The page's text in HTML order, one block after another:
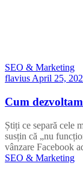
SEO & Marketing
flaviusApril 25,
Cum
Știți ce separă cele
susțin că „nu
vânzare Facebook
SEO & Marketing